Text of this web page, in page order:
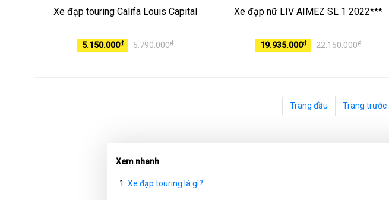
Xe đạp touring Califa Louis Capital
5.150.000₫ 5.790.000₫
Xe đạp nữ LIV AIMEZ SL 1 2022***
19.935.000₫ 22.150.000₫
Trang đầu Trang trước
Xem nhanh
Xe đạp touring là gì?